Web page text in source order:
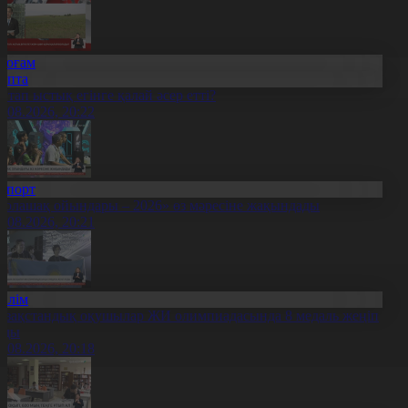
ыстық егінге қалай әсер етті?
20:22
ойындары – 2026» өз мәресіне жақындады
20:21
оқушылар ЖИ олимпиадасында 8 медаль жеңіп
20:18